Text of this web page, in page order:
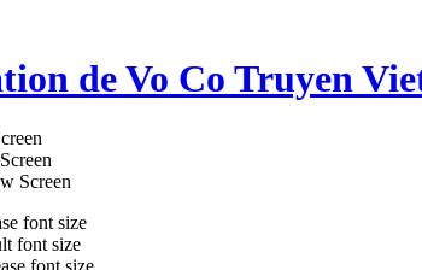
de Vo Co Truyen